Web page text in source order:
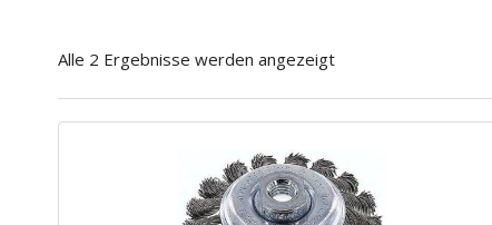
Alle 2 Ergebnisse werden angezeigt